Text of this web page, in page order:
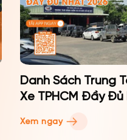
Danh Sách Trung
Xe TPHCM Đầy Đủ
Xem ngay